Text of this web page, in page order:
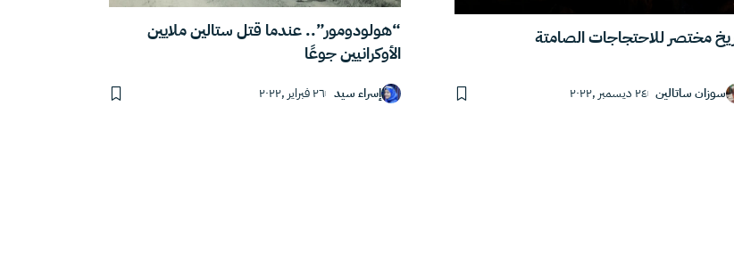
مختصر للاحتجاجات الصامتة
سوزان ساتالين ٢٤ ديسمبر ,٢٠٢٢
“هولودومور”.. عندما قتل ستالين ملايين
الأوكرانيين جوعًا
إسراء سيد ٢٦ فبراير ,٢٠٢٢